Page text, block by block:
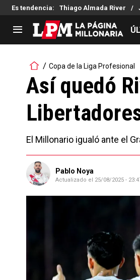
Es tendencia: Thiago Almada River
LIGA PROFESIONAL
Noticias
Tabla de posiciones
Fixture
Reserva
Copa de la Liga Profesional
Así quedó
El Millonario igualó ante el
Pablo Noya
Actualizado el 25/08/2025 -